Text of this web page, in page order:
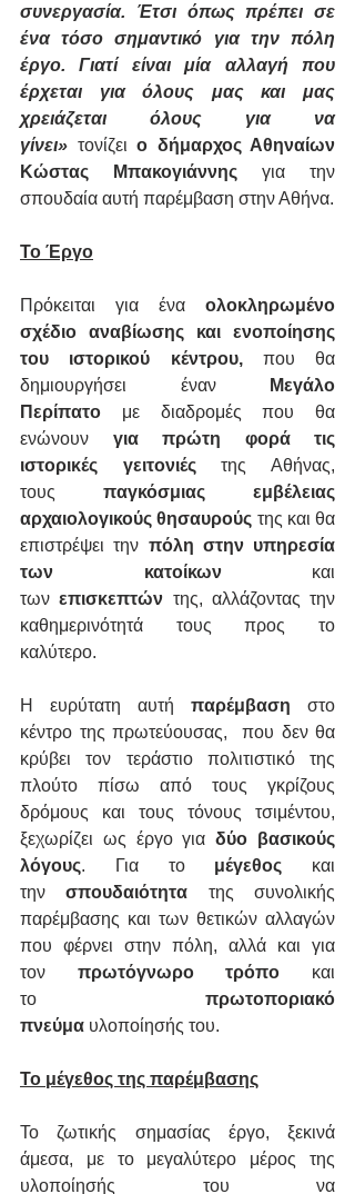
συνεργασία. Έτσι όπως πρέπει σε
ένα τόσο σημαντικό για την πόλη
έργο. Γιατί είναι μία αλλαγή που
έρχεται για όλους μας και μας
χρειάζεται όλους για να
γίνει» τονίζει ο δήμαρχος Αθηναίων
Κώστας Μπακογιάννης για την
σπουδαία αυτή παρέμβαση στην Αθήνα.
Το Έργο
Πρόκειται για ένα ολοκληρωμένο
σχέδιο αναβίωσης και ενοποίησης
του ιστορικού κέντρου, που θα
δημιουργήσει έναν
Μεγάλο
Περίπατο με διαδρομές που θα
ενώνουν για πρώτη φορά τις
ιστορικές γειτονιές της Αθήνας,
τους παγκόσμιας εμβέλειας
αρχαιολογικούς θησαυρούς της και θα
επιστρέψει την πόλη στην υπηρεσία
των κατοίκων και
των επισκεπτών της, αλλάζοντας την
καθημερινότητά τους προς το
καλύτερο.
Η ευρύτατη αυτή παρέμβαση στο
κέντρο της πρωτεύουσας,  που δεν θα
κρύβει τον τεράστιο πολιτιστικό της
πλούτο πίσω από τους γκρίζους
δρόμους και τους τόνους τσιμέντου,
ξεχωρίζει ως έργο για δύο βασικούς
λόγους. Για το μέγεθος και
την σπουδαιότητα της συνολικής
παρέμβασης και των θετικών αλλαγών
που φέρνει στην πόλη, αλλά και για
τον πρωτόγνωρο τρόπο και
το πρωτοποριακό
πνεύμα υλοποίησής του.
Το μέγεθος της παρέμβασης
Το ζωτικής σημασίας έργο, ξεκινά
άμεσα, με το μεγαλύτερο μέρος της
υλοποίησής του να